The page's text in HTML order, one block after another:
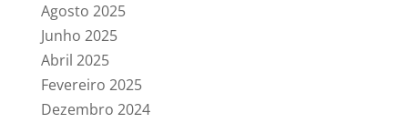
Agosto 2025
Junho 2025
Abril 2025
Fevereiro 2025
Dezembro 2024